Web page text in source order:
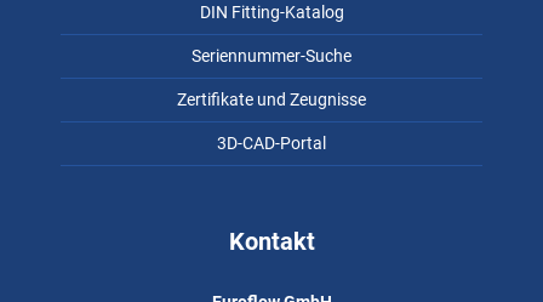
DIN Fitting-Katalog
Seriennummer-Suche
Zertifikate und Zeugnisse
3D-CAD-Portal
Kontakt